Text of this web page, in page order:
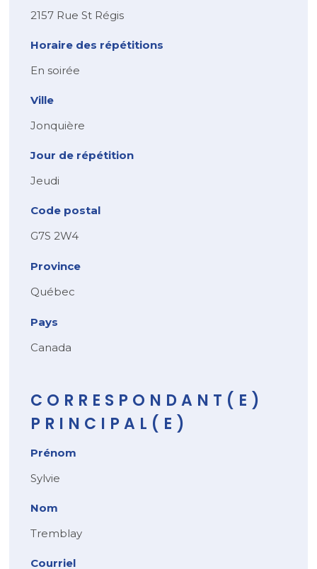
2157 Rue St Régis
Horaire des répétitions
En soirée
Ville
Jonquière
Jour de répétition
Jeudi
Code postal
G7S 2W4
Province
Québec
Pays
Canada
CORRESPONDANT(E)
PRINCIPAL(E)
Prénom
Sylvie
Nom
Tremblay
Courriel